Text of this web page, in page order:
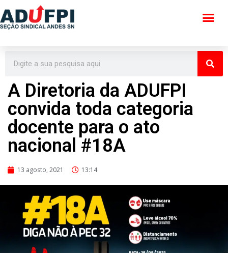
Pular
conteúdo
A Diretoria da ADUFPI
convida toda categoria
docente para o ato
nacional #18A
13 agosto, 2021 13:14